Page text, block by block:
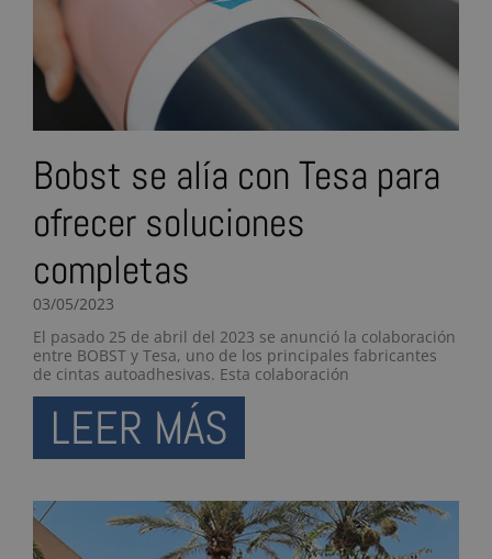
Bobst se alía con Tesa para
ofrecer soluciones
completas
03/05/2023
El pasado 25 de abril del 2023 se anunció la colaboración
entre BOBST y Tesa, uno de los principales fabricantes
de cintas autoadhesivas. Esta colaboración
LEER MÁS